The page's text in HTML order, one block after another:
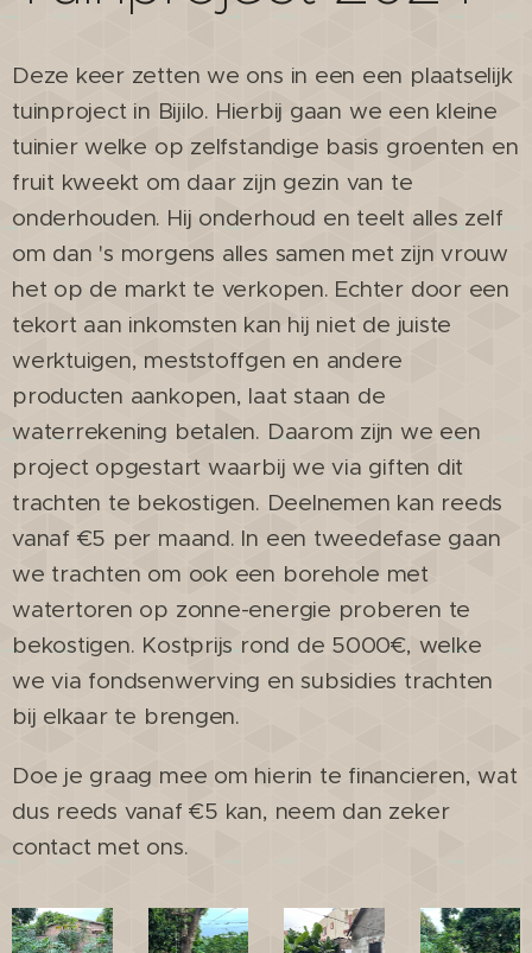
Deze keer zetten we ons in een een plaatselijk
tuinproject in Bijilo. Hierbij gaan we een kleine
tuinier welke op zelfstandige basis groenten en
fruit kweekt om daar zijn gezin van te
onderhouden. Hij onderhoud en teelt alles zelf
om dan 's morgens alles samen met zijn vrouw
het op de markt te verkopen. Echter door een
tekort aan inkomsten kan hij niet de juiste
werktuigen, meststoffgen en andere
producten aankopen, laat staan de
waterrekening betalen. Daarom zijn we een
project opgestart waarbij we via giften dit
trachten te bekostigen. Deelnemen kan reeds
vanaf €5 per maand. In een tweedefase gaan
we trachten om ook een borehole met
watertoren op zonne-energie proberen te
bekostigen. Kostprijs rond de 5000€, welke
we via fondsenwerving en subsidies trachten
bij elkaar te brengen.
Doe je graag mee om hierin te financieren, wat
dus reeds vanaf €5 kan, neem dan zeker
contact met ons.